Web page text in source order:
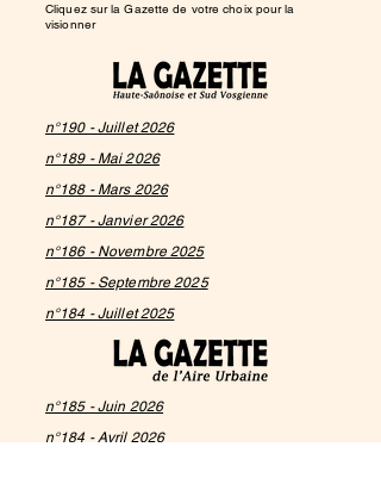
Cliquez sur la Gazette de votre choix pour la
visionner
n°190 - Juillet 2026
n°189 - Mai 2026
n°188 - Mars 2026
n°187 - Janvier 2026
n°186 - Novembre 2025
n°185 - Septembre 2025
n°184 - Juillet 2025
n°185 - Juin 2026
n°184 - Avril 2026